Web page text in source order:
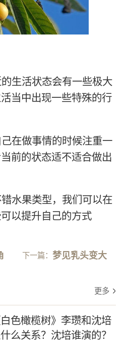
生活状态会有一些极大
当中出现一些特殊的行
在做事情的时候注重一
前的状态适不适合做出
水果类型，我们可以在
以提升自己的方式
下一篇： 梦见乳头变大
更多
白色橄榄树》李瓒和沈培
么关系？沈培谁演的？